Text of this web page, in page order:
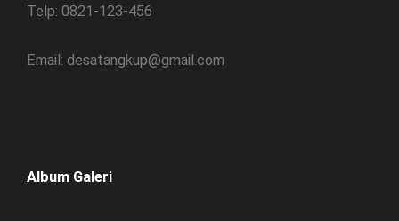
Telp: 0821-123-456
Email: desatangkup@gmail.com
Album Galeri